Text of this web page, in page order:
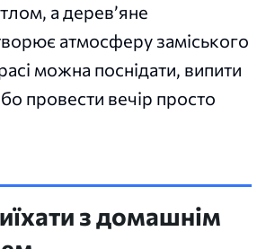
а дерев’яне
атмосферу заміського
можна поснідати, випити
провести вечір просто
з домашнім